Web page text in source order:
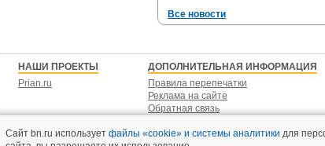
Все новости
НАШИ ПРОЕКТЫ
Prian.ru
ДОПОЛНИТЕЛЬНАЯ ИНФОРМАЦИЯ
Правила перепечатки
Реклама на сайте
Обратная связь
Сайт bn.ru использует файлы «cookie» и системы аналитики для